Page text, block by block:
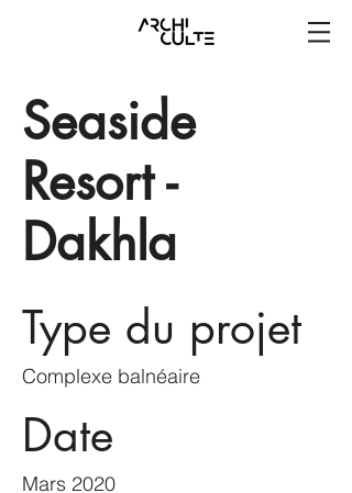
Seaside
Resort -
Dakhla
Type du projet
Complexe balnéaire
Date
Mars 2020